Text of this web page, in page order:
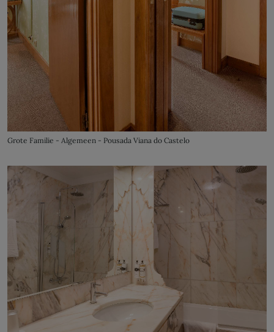
Grote Familie - Algemeen - Pousada Viana do Castelo